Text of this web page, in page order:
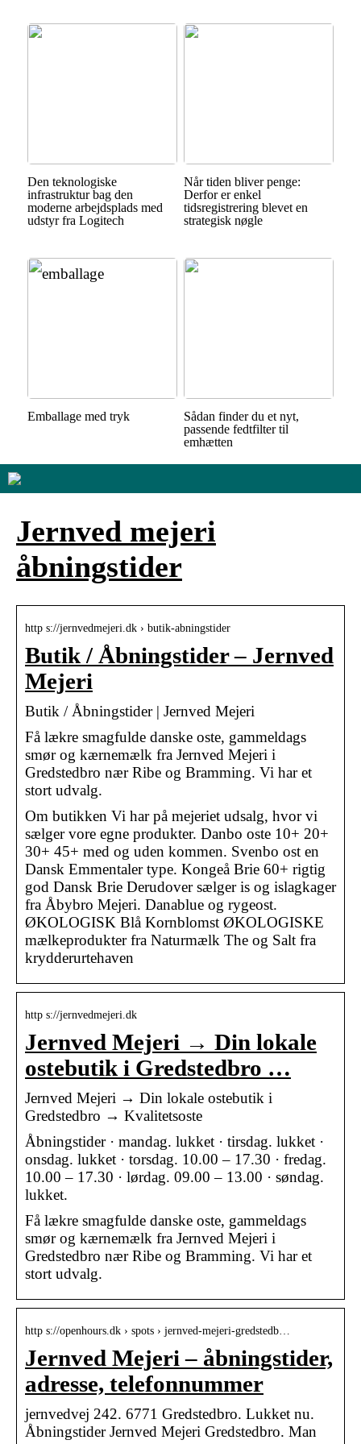
Den teknologiske
infrastruktur bag den
moderne arbejdsplads med
udstyr fra Logitech
Når tiden bliver penge:
Derfor er enkel
tidsregistrering blevet en
strategisk nøgle
Emballage med tryk
Sådan finder du et nyt,
passende fedtfilter til
emhætten
Jernved mejeri
åbningstider
http s://jernvedmejeri.dk › butik-abningstider
Butik / Åbningstider – Jernved
Mejeri
Butik / Åbningstider | Jernved Mejeri
Få lækre smagfulde danske oste, gammeldags
smør og kærnemælk fra Jernved Mejeri i
Gredstedbro nær Ribe og Bramming. Vi har et
stort udvalg.
Om butikken Vi har på mejeriet udsalg, hvor vi
sælger vore egne produkter. Danbo oste 10+ 20+
30+ 45+ med og uden kommen. Svenbo ost en
Dansk Emmentaler type. Kongeå Brie 60+ rigtig
god Dansk Brie Derudover sælger is og islagkager
fra Åbybro Mejeri. Danablue og rygeost.
ØKOLOGISK Blå Kornblomst ØKOLOGISKE
mælkeprodukter fra Naturmælk The og Salt fra
krydderurtehaven
http s://jernvedmejeri.dk
Jernved Mejeri → Din lokale
ostebutik i Gredstedbro …
Jernved Mejeri → Din lokale ostebutik i
Gredstedbro → Kvalitetsoste
Åbningstider · mandag. lukket · tirsdag. lukket ·
onsdag. lukket · torsdag. 10.00 – 17.30 · fredag.
10.00 – 17.30 · lørdag. 09.00 – 13.00 · søndag.
lukket.
Få lækre smagfulde danske oste, gammeldags
smør og kærnemælk fra Jernved Mejeri i
Gredstedbro nær Ribe og Bramming. Vi har et
stort udvalg.
http s://openhours.dk › spots › jernved-mejeri-gredstedb…
Jernved Mejeri – åbningstider,
adresse, telefonnummer
jernvedvej 242. 6771 Gredstedbro. Lukket nu.
Åbningstider Jernved Mejeri Gredstedbro. Man